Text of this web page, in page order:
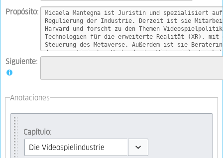
Propósito:
Siguiente:
Anotaciones
Capítulo: